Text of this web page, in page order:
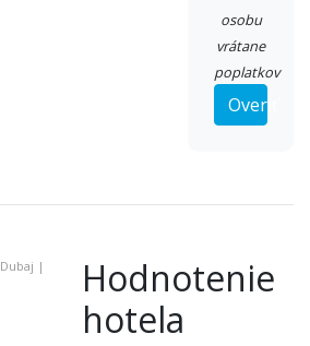
osobu
vrátane
poplatkov
Overiť
|
Hodnotenie
hotela